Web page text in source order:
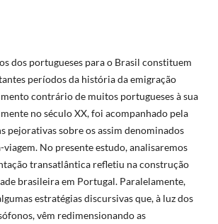
dos portugueses para o Brasil constituem
períodos da história da emigração
contrário de muitos portugueses à sua
no século XX, foi acompanhado pela
pejorativas sobre os assim denominados
No presente estudo, analisaremos
transatlântica refletiu na construção
brasileira em Portugal. Paralelamente,
estratégias discursivas que, à luz dos
vêm redimensionando as